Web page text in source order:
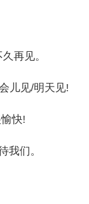
再见。
儿见/明天见!
快!
们。